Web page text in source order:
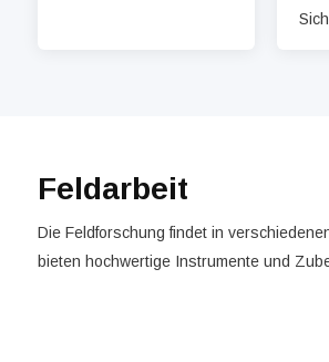
Feldarbeit
Die Feldforschung findet in
bieten hochwertige Instrumente und